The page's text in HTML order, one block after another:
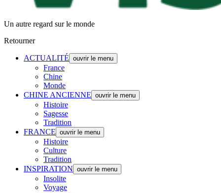
Un autre regard sur le monde
Retourner
ACTUALITÉ ouvrir le menu
France
Chine
Monde
CHINE ANCIENNE ouvrir le menu
Histoire
Sagesse
Tradition
FRANCE ouvrir le menu
Histoire
Culture
Tradition
INSPIRATION ouvrir le menu
Insolite
Voyage